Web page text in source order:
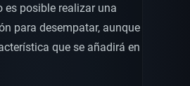
es posible realizar una
para desempatar, aunque
que se añadirá en